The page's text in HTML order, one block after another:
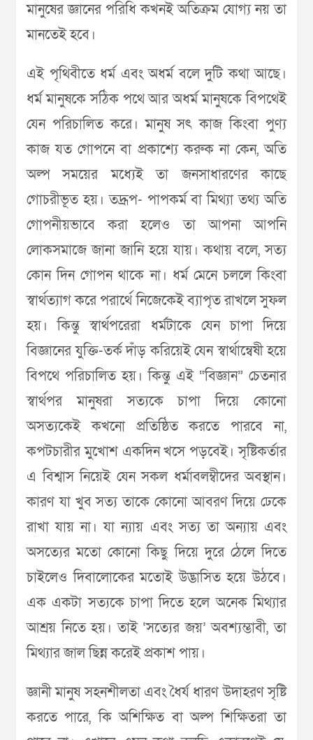
মানুষের জ্ঞানের পরিধি কখনই অতিক্রম যোগ্য নয় তা
মানতেই হবে।
এই পৃথিবীতে ধর্ম এবং অধর্ম বলে দুটি কথা আছে।
ধর্ম মানুষকে সঠিক পথে আর অধর্ম মানুষকে বিপথেই
যেন পরিচালিত করে। মানুষ সৎ কাজ কিংবা পুণ্য
কাজ যত গোপনে বা প্রকাশ্যে করুক না কেন, অতি
অল্প সময়ের মধ্যেই তা জনসাধারণের কাছে
গোচরীভূত হয়। তদ্রূপ- পাপকর্ম বা মিথ্যা তথ্য অতি
গোপনীয়ভাবে করা হলেও তা আপনা আপনি
লোকসমাজে জানা জানি হয়ে যায়। কথায় বলে, সত্য
কোন দিন গোপন থাকে না। ধর্ম মেনে চললে কিংবা
স্বার্থত্যাগ করে পরার্থে নিজেকেই ব্যাপৃত রাখলে সুফল
হয়। কিন্তু স্বার্থপরেরা ধর্মটাকে যেন চাপা দিয়ে
বিজ্ঞানের যুক্তি-তর্ক দাঁড় করিয়েই যেন স্বার্থান্বেষী হয়ে
বিপথে পরিচালিত হয়। কিন্তু এই “বিজ্ঞান” চেতনার
স্বার্থপর মানুষরা সত্যকে চাপা দিয়ে কোনো
অসত্যকেই কখনো প্রতিষ্ঠিত করতে পারবে না,
কপটচারীর মুখোশ একদিন খসে পড়বেই। সৃষ্টিকর্তার
এ বিশ্বাস নিয়েই যেন সকল ধর্মাবলম্বীদের অবস্থান।
কারণ যা খুব সত্য তাকে কোনো আবরণ দিয়ে ঢেকে
রাখা যায় না। যা ন্যায় এবং সত্য তা অন্যায় এবং
অসত্যের মতো কোনো কিছু দিয়ে দুরে ঠেলে দিতে
চাইলেও দিবালোকের মতোই উদ্ভাসিত হয়ে উঠবে।
এক একটা সত্যকে চাপা দিতে হলে অনেক মিথ্যার
আশ্রয় নিতে হয়। তাই ‘সত্যের জয়’ অবশ্যম্ভাবী, তা
মিথ্যার জাল ছিন্ন করেই প্রকাশ পায়।
জ্ঞানী মানুষ সহনশীলতা এবং ধৈর্য ধারণ উদাহরণ সৃষ্টি
করতে পারে, কি অশিক্ষিত বা অল্প শিক্ষিতরা তা